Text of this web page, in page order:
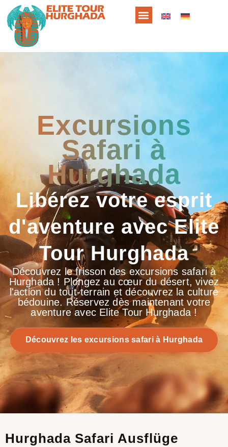
Excursions
Safari à
Hurghada
Libérez votre esprit
d'aventure avec Elite
Tour Hurghada
Découvrez le frisson des excursions safari à
Hurghada ! Plongez au cœur du désert, vivez
l'action du tout-terrain et découvrez la culture
bédouine. Réservez dès maintenant votre
aventure avec Elite Tour Hurghada !
Découvrez les excursions safari à Hurghada
Hurghada Safari Ausflüge